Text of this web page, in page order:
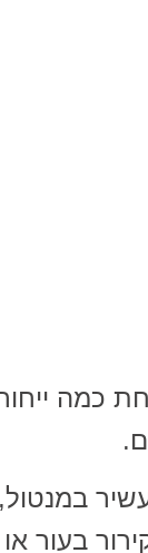
כמה
בעור או